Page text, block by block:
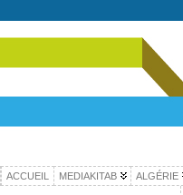
ACCUEIL MEDIAKITAB ALGÉRIE